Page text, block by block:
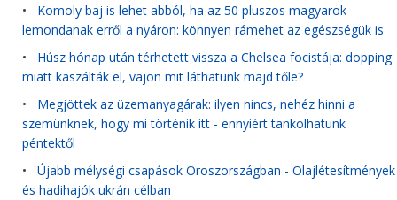
• Komoly baj is lehet abból, ha az 50 pluszos magyarok
lemondanak erről a nyáron: könnyen rámehet az egészségük is
• Húsz hónap után térhetett vissza a Chelsea focistája: dopping
miatt kaszálták el, vajon mit láthatunk majd tőle?
• Megjöttek az üzemanyagárak: ilyen nincs, nehéz hinni a
szemünknek, hogy mi történik itt - ennyiért tankolhatunk
péntektől
• Újabb mélységi csapások Oroszországban - Olajlétesítmények
és hadihajók ukrán célban